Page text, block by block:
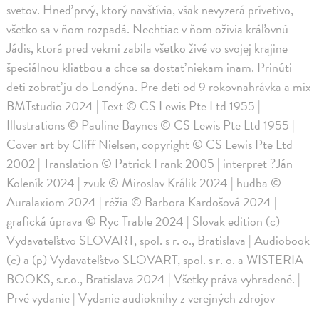
svetov. Hneď prvý, ktorý navštívia, však nevyzerá prívetivo,
všetko sa v ňom rozpadá. Nechtiac v ňom oživia kráľovnú
Jádis, ktorá pred vekmi zabila všetko živé vo svojej krajine
špeciálnou kliatbou a chce sa dostať niekam inam. Prinúti
deti zobrať ju do Londýna. Pre deti od 9 rokovnahrávka a mix
BMTstudio 2024 | Text © CS Lewis Pte Ltd 1955 |
Illustrations © Pauline Baynes © CS Lewis Pte Ltd 1955 |
Cover art by Cliff Nielsen, copyright © CS Lewis Pte Ltd
2002 | Translation © Patrick Frank 2005 | interpret ?Ján
Koleník 2024 | zvuk © Miroslav Králik 2024 | hudba ©
Auralaxiom 2024 | réžia © Barbora Kardošová 2024 |
grafická úprava © Ryc Trable 2024 | Slovak edition (c)
Vydavateľstvo SLOVART, spol. s r. o., Bratislava | Audiobook
(c) a (p) Vydavateľstvo SLOVART, spol. s r. o. a WISTERIA
BOOKS, s.r.o., Bratislava 2024 | Všetky práva vyhradené. |
Prvé vydanie | Vydanie audioknihy z verejných zdrojov